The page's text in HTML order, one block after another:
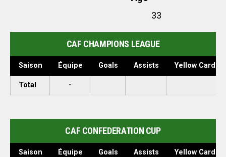
33
CAF CHAMPIONS LEAGUE
Saison Équipe Goals Assists Yellow Cards
Total -
CAF CONFEDERATION CUP
Saison Équipe Goals Assists Yellow Cards